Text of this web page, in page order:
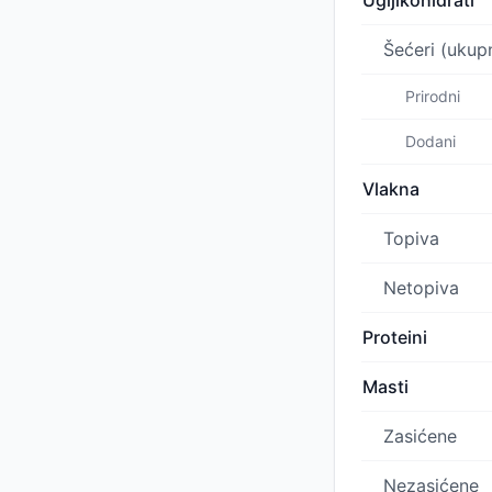
Šećeri
Prirodni
Dodani
Vlakna
Topiva
Netopiva
Proteini
Masti
Zasićene
Nezasićene